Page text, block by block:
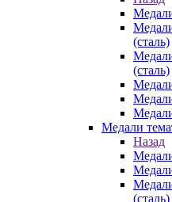
(сталь)
(сталь)
Медали
Назад
(сталь)